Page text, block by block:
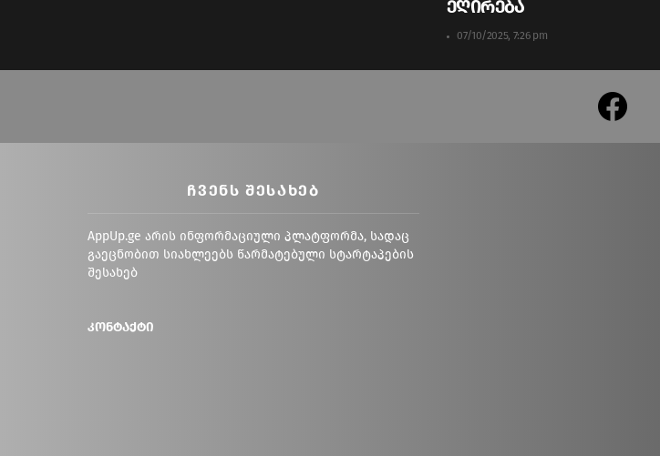
ეღირება
07/10/2025, 7:26 pm
facebook
ᲩᲕᲔᲜᲡ ᲨᲔᲡᲐᲮᲔᲑ
AppUp.ge არის ინფორმაციული პლატფორმა, სადაც
გაეცნობით სიახლეებს წარმატებული სტარტაპების
შესახებ
კონტაქტი